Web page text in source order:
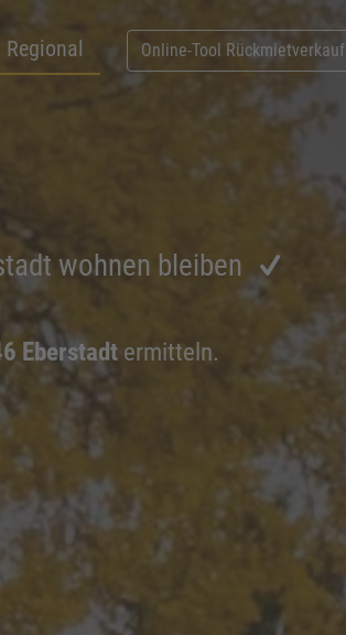
Regional Online-Tool Rückmietverkauf
wohnen bleiben
Eberstadt ermitteln.